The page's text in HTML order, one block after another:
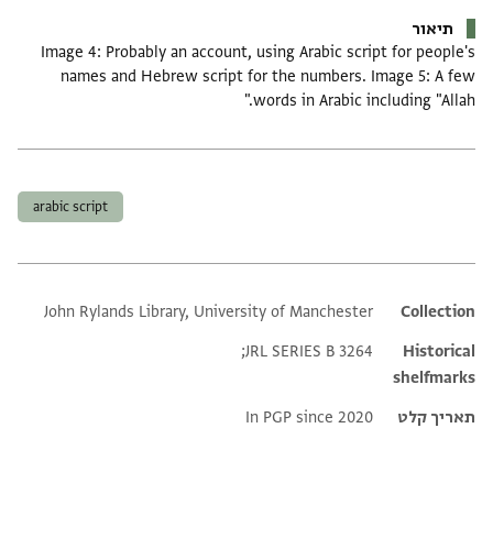
תיאור
Image 4: Probably an account, using Arabic script for people's
names and Hebrew script for the numbers. Image 5: A few
words in Arabic including "Allah."
arabic script
Additional metadata
Collection
John Rylands Library, University of Manchester
Historical
shelfmarks
JRL SERIES B 3264;
תאריך קלט In PGP since 2020